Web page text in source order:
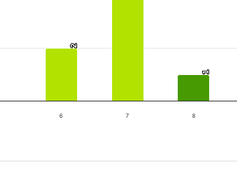
2
2
1
1
6 7 8